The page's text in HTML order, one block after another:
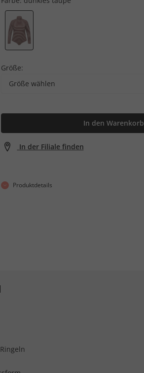
Größe:
Größe wählen
In den Warenkorb
In der Filiale finden
Produktdetails